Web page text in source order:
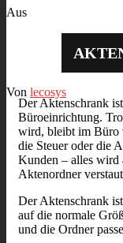
Aus
Von lecosys
Der Aktenschrank
Büroeinrichtung.
wird, bleibt im Büro
die Steuer oder die
Kunden – alles wird
Aktenordner
Der Aktenschrank
auf die normale
und die Ordner